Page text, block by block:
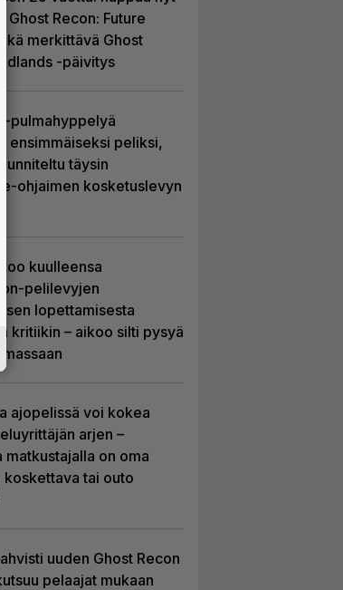
Ghost Recon: Future
merkittävä Ghost
-päivitys
pulmahyppelyä
ensimmäiseksi peliksi,
täysin
ohjaimen kosketuslevyn
kuulleensa
pelilevyjen
lopettamisesta
kritiikin – aikoo silti pysyä
ajopelissä voi kokea
arjen –
matkustajalla on oma
koskettava tai outo
uuden Ghost Recon
pelaajat mukaan